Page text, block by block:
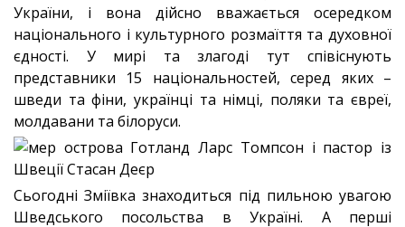
України, і вона дійсно вважається осередком
національного і культурного розмаїття та духовної
єдності. У мирі та злагоді тут співіснують
представники 15 національностей, серед яких –
шведи та фіни, українці та німці, поляки та євреї,
молдавани та білоруси.
Сьогодні Зміївка знаходиться під пильною увагою
Шведського посольства в Україні. А перші